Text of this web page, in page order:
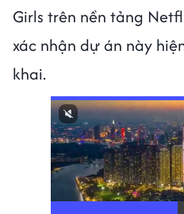
Girls trên nền tảng
xác nhận dự án này
khai.